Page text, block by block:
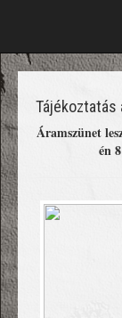
Tájékoztatás
Áramszünet
én